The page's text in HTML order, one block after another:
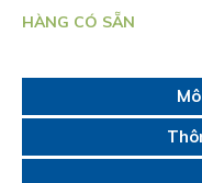
HÀNG CÓ SẴN